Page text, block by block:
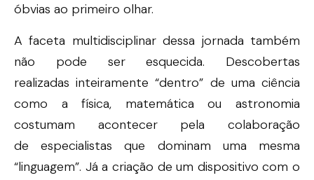
óbvias ao primeiro olhar.
A faceta multidisciplinar dessa jornada também
não pode ser esquecida. Descobertas
realizadas inteiramente “dentro” de uma ciência
como a física, matemática ou astronomia
costumam acontecer pela colaboração
de especialistas que dominam uma mesma
“linguagem”. Já a criação de um dispositivo com o